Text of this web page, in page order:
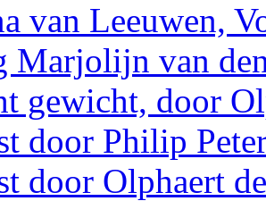
van Leeuwen,
Marjolijn van
gewicht, door
door Philip
door Olphaert